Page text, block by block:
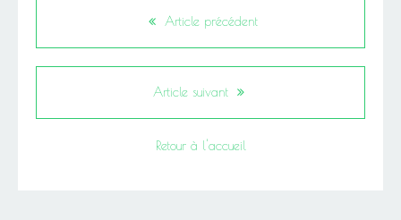
Article précédent
Article suivant
Retour à l'accueil